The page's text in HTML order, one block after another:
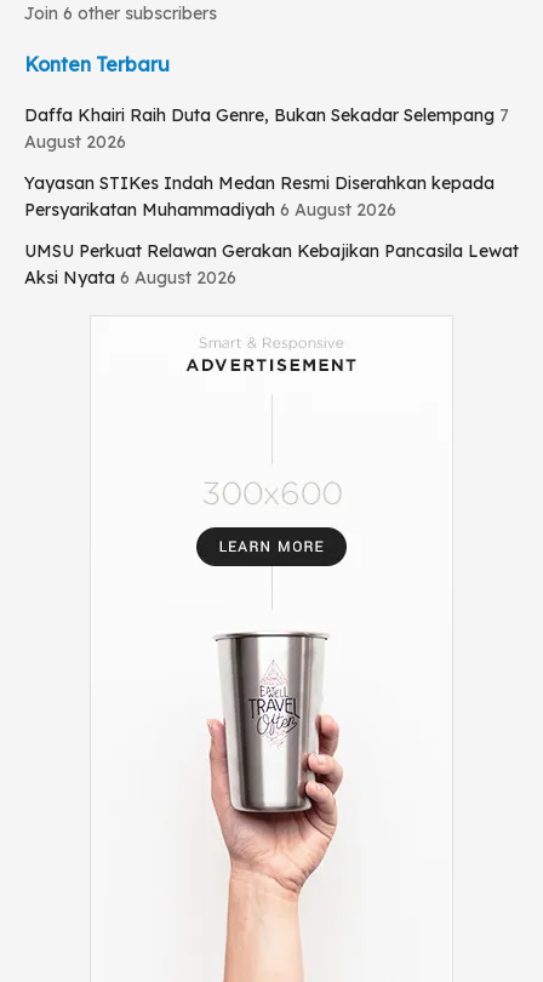
WIB hingga 23.00 WIB setiap harinya.
Tr : Mhd. Iqbal
Join 6 other subscribers
Konten Terbaru
Daffa Khairi Raih Duta Genre, Bukan Sekadar Selempang 7
August 2026
Yayasan STIKes Indah Medan Resmi Diserahkan kepada
Persyarikatan Muhammadiyah 6 August 2026
UMSU Perkuat Relawan Gerakan Kebajikan Pancasila Lewat
Aksi Nyata 6 August 2026